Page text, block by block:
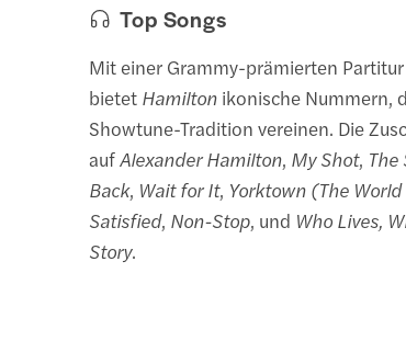
Top Songs
Mit einer Grammy-prämierten
bietet Hamilton ikonische Nummern,
Showtune-Tradition vereinen. Die
aufAlexander Hamilton, My Shot, The
Back, Wait for It, Yorktown (The
Satisfied, Non-Stop, und Who Lives,
Story.